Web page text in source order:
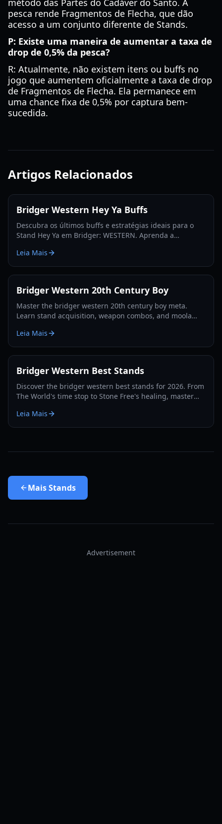
método das Partes do Cadáver do Santo. A
pesca rende Fragmentos de Flecha, que dão
acesso a um conjunto diferente de Stands.
P: Existe uma maneira de aumentar a taxa de
drop de 0,5% da pesca?
R: Atualmente, não existem itens ou buffs no
jogo que aumentem oficialmente a taxa de drop
de Fragmentos de Flecha. Ela permanece em
uma chance fixa de 0,5% por captura bem-
sucedida.
Artigos Relacionados
Bridger Western Hey Ya Buffs
Descubra os últimos buffs e estratégias ideais para o
Stand Hey Ya em Bridger: WESTERN. Aprenda a
Roblox.
Leia Mais
Bridger Western 20th Century Boy
Master the bridger western 20th century boy meta.
Learn stand acquisition, weapon combos, and moola
guide.
Leia Mais
Bridger Western Best Stands
Discover the bridger western best stands for 2026. From
The World's time stop to Stone Free's healing, master
Leia Mais
MaisStands
Advertisement